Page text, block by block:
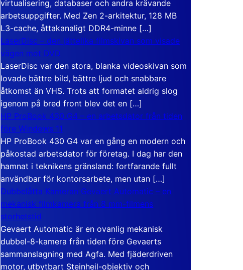
virtualisering, databaser och andra krävande
arbetsuppgifter. Med Zen 2-arkitektur, 128 MB
L3-cache, åttakanaligt DDR4-minne […]
LaserDisc – den jättelika filmskivan som visade
vägen mot DVD
LaserDisc var den stora, blanka videoskivan som
lovade bättre bild, bättre ljud och snabbare
åtkomst än VHS. Trots att formatet aldrig slog
igenom på bred front blev det en […]
HP ProBook 430 G4 – en arbetsdator från tiden
före Windows 11
HP ProBook 430 G4 var en gång en modern och
påkostad arbetsdator för företag. I dag har den
hamnat i teknikens gränsland: fortfarande fullt
användbar för kontorsarbete, men utan […]
Dubbelåtta Kameran Gevaert Automatic – en
mekanisk filmkamera från 8 mm-filmens
storhetstid
Gevaert Automatic är en ovanlig mekanisk
dubbel-8-kamera från tiden före Gevaerts
sammanslagning med Agfa. Med fjäderdriven
motor, utbytbart Steinheil-objektiv och